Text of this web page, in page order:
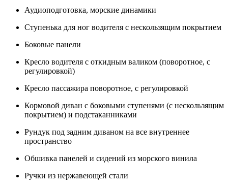
Аудиоподготовка, морские динамики
Ступенька для ног водителя с нескользящим покрытием
Боковые панели
Кресло водителя с откидным валиком (поворотное, с
регулировкой)
Кресло пассажира поворотное, с регулировкой
Кормовой диван с боковыми ступенями (с нескользящим
покрытием) и подстаканниками
Рундук под задним диваном на все внутреннее
пространство
Обшивка панелей и сидений из морского винила
Ручки из нержавеющей стали